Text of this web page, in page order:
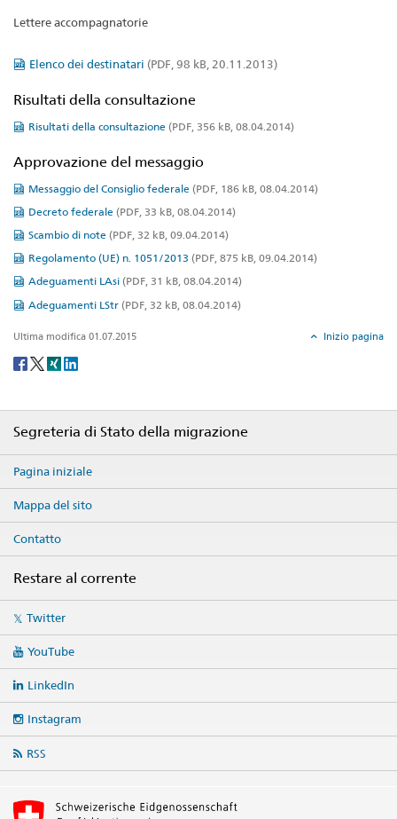
Lettere accompagnatorie
Elenco dei destinatari (PDF, 98 kB, 20.11.2013)
Risultati della consultazione
Risultati della consultazione (PDF, 356 kB, 08.04.2014)
Approvazione del messaggio
Messaggio del Consiglio federale (PDF, 186 kB, 08.04.2014)
Decreto federale (PDF, 33 kB, 08.04.2014)
Scambio di note (PDF, 32 kB, 09.04.2014)
Regolamento (UE) n. 1051/2013 (PDF, 875 kB, 09.04.2014)
Adeguamenti LAsi (PDF, 31 kB, 08.04.2014)
Adeguamenti LStr (PDF, 32 kB, 08.04.2014)
Ultima modifica 01.07.2015 Inizio pagina
Social
Segreteria di Stato della migrazione
Pagina iniziale
Mappa del sito
Contatto
Restare al corrente
mediaTwitter
YouTube
LinkedIn
Instagram
RSS